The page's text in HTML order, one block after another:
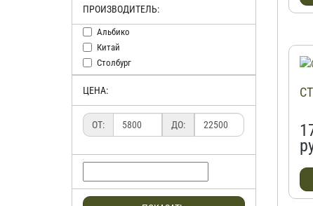
ПРОИЗВОДИТЕЛЬ:
Альбико
Китай
Столбург
ЦЕНА:
ОТ: ДО: